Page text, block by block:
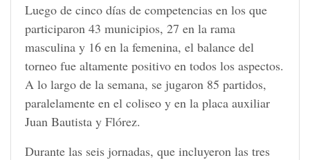
Luego de cinco días de competencias en los que
participaron 43 municipios, 27 en la rama
masculina y 16 en la femenina, el balance del
torneo fue altamente positivo en todos los aspectos.
A lo largo de la semana, se jugaron 85 partidos,
paralelamente en el coliseo y en la placa auxiliar
Juan Bautista y Flórez.
Durante las seis jornadas, que incluyeron las tres